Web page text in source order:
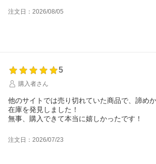
注文日：2026/08/05
5
購入者さん
他のサイトでは売り切れていた商品で、諦め
在庫を発見しました！
無事、購入できて本当に嬉しかったです！
注文日：2026/07/23